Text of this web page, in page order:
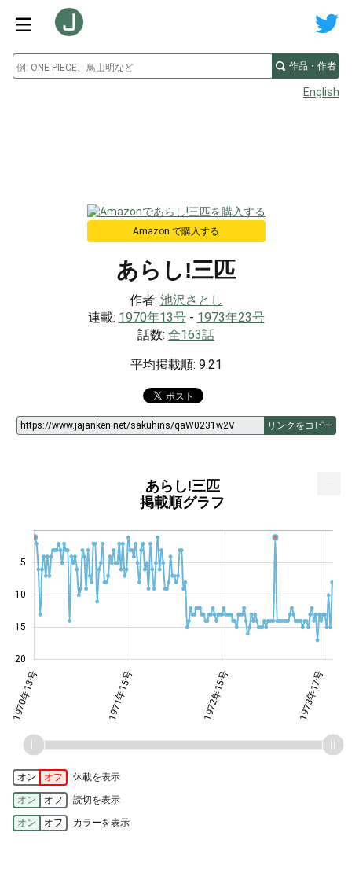
作品・作者
English
Amazon で購入する
あらし!三匹
作者: 池沢さとし
連載: 1970年13号- 1973年23号
話数: 全163話
平均掲載順: 9.21
リンクをコピー
あらし!三匹
掲載順グラフ
14
10
20
15
5
1970年13号
9号
2号
50号
12号
9号
8号
13号
11号
11号
1971年15号 1972年15号 1973年17号
...
オン オフ 休載を表示
オン オフ 読切を表示
オン オフ カラーを表示